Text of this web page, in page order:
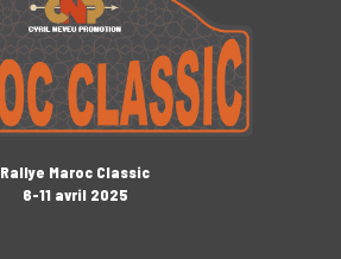
Rallye Maroc Classic
6-11 avril 2025